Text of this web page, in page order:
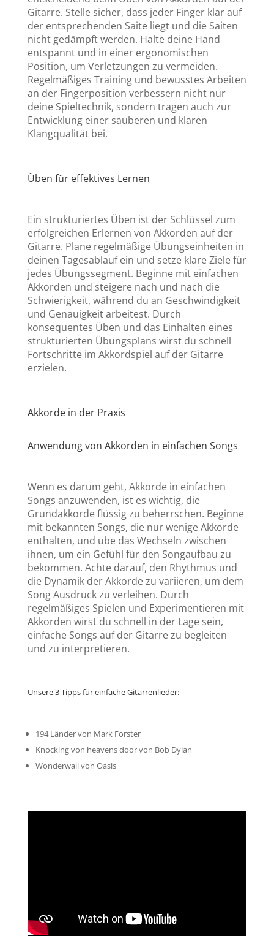
Gitarre. Stelle sicher, dass jeder Finger klar auf
der entsprechenden Saite liegt und die Saiten
nicht gedämpft werden. Halte deine Hand
entspannt und in einer ergonomischen
Position, um Verletzungen zu vermeiden.
Regelmäßiges Training und bewusstes Arbeiten
an der Fingerposition verbessern nicht nur
deine Spieltechnik, sondern tragen auch zur
Entwicklung einer sauberen und klaren
Klangqualität bei.
Üben für effektives Lernen
Ein strukturiertes Üben ist der Schlüssel zum
erfolgreichen Erlernen von Akkorden auf der
Gitarre. Plane regelmäßige Übungseinheiten in
deinen Tagesablauf ein und setze klare Ziele für
jedes Übungssegment. Beginne mit einfachen
Akkorden und steigere nach und nach die
Schwierigkeit, während du an Geschwindigkeit
und Genauigkeit arbeitest. Durch
konsequentes Üben und das Einhalten eines
strukturierten Übungsplans wirst du schnell
Fortschritte im Akkordspiel auf der Gitarre
erzielen.
Akkorde in der Praxis
Anwendung von Akkorden in einfachen Songs
Wenn es darum geht, Akkorde in einfachen
Songs anzuwenden, ist es wichtig, die
Grundakkorde flüssig zu beherrschen. Beginne
mit bekannten Songs, die nur wenige Akkorde
enthalten, und übe das Wechseln zwischen
ihnen, um ein Gefühl für den Songaufbau zu
bekommen. Achte darauf, den Rhythmus und
die Dynamik der Akkorde zu variieren, um dem
Song Ausdruck zu verleihen. Durch
regelmäßiges Spielen und Experimentieren mit
Akkorden wirst du schnell in der Lage sein,
einfache Songs auf der Gitarre zu begleiten
und zu interpretieren.
Unsere 3 Tipps für einfache Gitarrenlieder:
194 Länder von Mark Forster
Knocking von heavens door von Bob Dylan
Wonderwall von Oasis